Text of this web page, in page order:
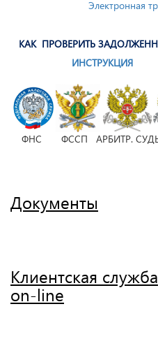
Электронная
КАК ПРОВЕРИТЬ
ИНСТРУКЦИЯ
ФНС ФССП АРБИТР.
Документы
Клиентская служба
on-line